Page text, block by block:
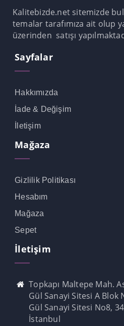
panel
Panel
satın al
panel
Kalitebizde.net sitemizde
temalar tarafımıza ait olup
üzerinden satışı
Sayfalar
Hakkımızda
İade & Değişim
İletişim
Mağaza
Gizlilik Politikası
Hesabım
Mağaza
Sepet
İletişim
Topkapı Maltepe Mah.
Gül Sanayi Sitesi A Blok
Gül Sanayi Sitesi No8,
İstanbul